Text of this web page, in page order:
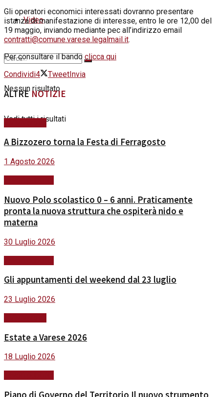
Video
Nessun risultato
Vedi tutti i risultati
Gli operatori economici interessati dovranno presentare
istanza di manifestazione di interesse, entro le ore 12,00 del
19 maggio, inviando mediante pec all’indirizzo email
contratti@comune.varese.legalmail.it.
Per consultare il bando clicca qui
Condividi4 Tweet Invia
ALTRENOTIZIE
A Bizzozero torna la Festa di Ferragosto
1 Agosto 2026
Nuovo Polo scolastico 0 – 6 anni. Praticamente
pronta la nuova struttura che ospiterà nido e
materna
30 Luglio 2026
Gli appuntamenti del weekend dal 23 luglio
23 Luglio 2026
Estate a Varese 2026
18 Luglio 2026